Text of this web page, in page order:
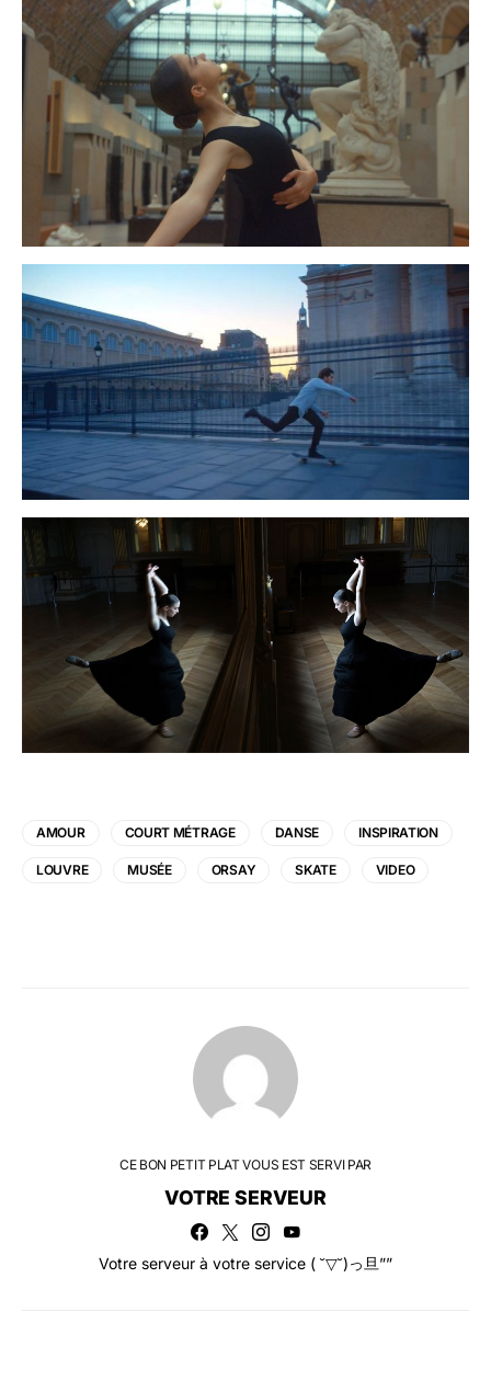
AMOUR COURT MÉTRAGE DANSE INSPIRATION
LOUVRE MUSÉE ORSAY SKATE VIDEO
CE BON PETIT PLAT VOUS EST SERVI PAR
VOTRE SERVEUR
Votre serveur à votre service ( ˘▽˘)っ旦””